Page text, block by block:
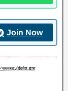
Join Now